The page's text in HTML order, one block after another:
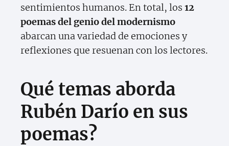
sentimientos humanos. En total, los 12
poemas del genio del modernismo
abarcan una variedad de emociones y
reflexiones que resuenan con los lectores.
Qué temas aborda
Rubén Darío en sus
poemas?